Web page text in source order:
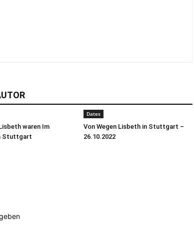
waren Im
Stuttgart
Dates
Von Wegen Lisbeth in Stuttgart –
26.10.2022